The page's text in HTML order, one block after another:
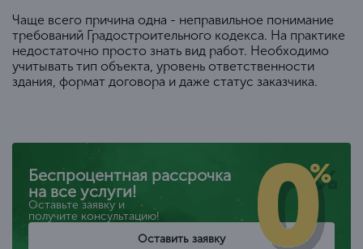
Чаще всего причина одна - неправильное понимание
требований Градостроительного кодекса. На практике
недостаточно просто знать вид работ. Необходимо
учитывать тип объекта, уровень ответственности
здания, формат договора и даже статус заказчика.
Беспроцентная рассрочка
на все услуги!
Оставьте заявку и
получите консультацию!
Оставить заявку